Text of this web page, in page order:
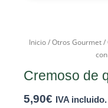
Inicio/Otros Gourmet/
Cremoso de
5,90€ IVA incluido.